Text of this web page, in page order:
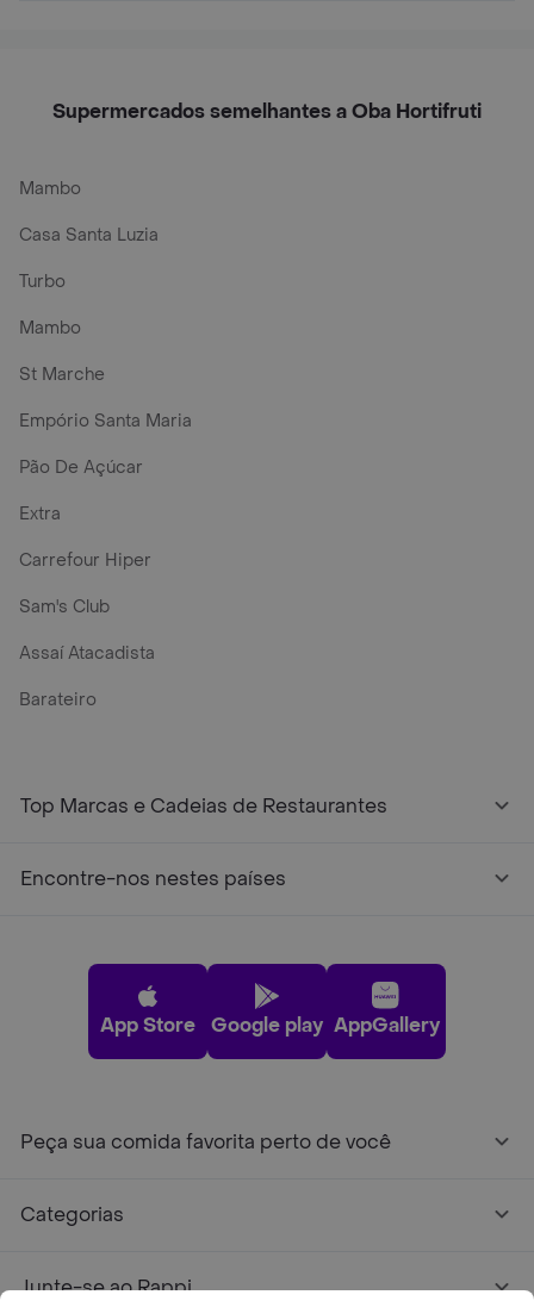
Supermercados semelhantes a Oba Hortifruti
Mambo
Casa Santa Luzia
Turbo
Mambo
St Marche
Empório Santa Maria
Pão De Açúcar
Extra
Carrefour Hiper
Sam's Club
Assaí Atacadista
Barateiro
Top Marcas e Cadeias de Restaurantes
Encontre-nos nestes países
App Store Google play AppGallery
Peça sua comida favorita perto de você
Categorias
Junte-se ao Rappi